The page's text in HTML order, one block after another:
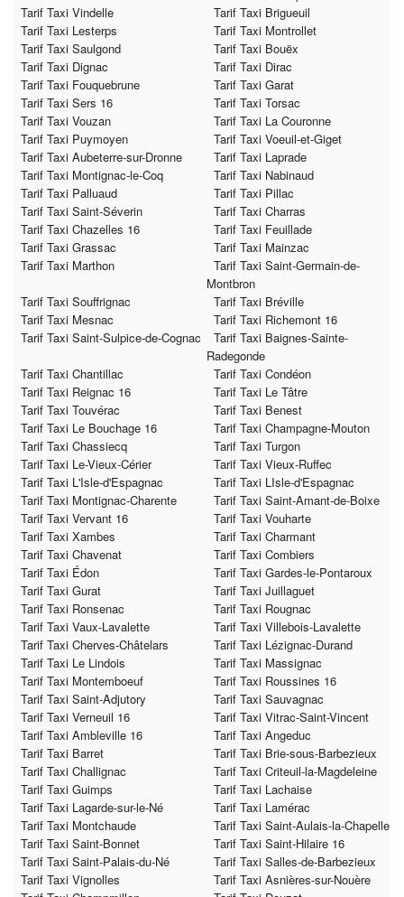
Tarif Taxi Vindelle
Tarif Taxi Brigueuil
Tarif Taxi Lesterps
Tarif Taxi Montrollet
Tarif Taxi Saulgond
Tarif Taxi Bouëx
Tarif Taxi Dignac
Tarif Taxi Dirac
Tarif Taxi Fouquebrune
Tarif Taxi Garat
Tarif Taxi Sers 16
Tarif Taxi Torsac
Tarif Taxi Vouzan
Tarif Taxi La Couronne
Tarif Taxi Puymoyen
Tarif Taxi Voeuil-et-Giget
Tarif Taxi Aubeterre-sur-Dronne
Tarif Taxi Laprade
Tarif Taxi Montignac-le-Coq
Tarif Taxi Nabinaud
Tarif Taxi Palluaud
Tarif Taxi Pillac
Tarif Taxi Saint-Séverin
Tarif Taxi Charras
Tarif Taxi Chazelles 16
Tarif Taxi Feuillade
Tarif Taxi Grassac
Tarif Taxi Mainzac
Tarif Taxi Marthon
Tarif Taxi Saint-Germain-de-
Montbron
Tarif Taxi Souffrignac
Tarif Taxi Bréville
Tarif Taxi Mesnac
Tarif Taxi Richemont 16
Tarif Taxi Saint-Sulpice-de-Cognac
Tarif Taxi Baignes-Sainte-
Radegonde
Tarif Taxi Chantillac
Tarif Taxi Condéon
Tarif Taxi Reignac 16
Tarif Taxi Le Tâtre
Tarif Taxi Touvérac
Tarif Taxi Benest
Tarif Taxi Le Bouchage 16
Tarif Taxi Champagne-Mouton
Tarif Taxi Chassiecq
Tarif Taxi Turgon
Tarif Taxi Le-Vieux-Cérier
Tarif Taxi Vieux-Ruffec
Tarif Taxi L'Isle-d'Espagnac
Tarif Taxi LIsle-d'Espagnac
Tarif Taxi Montignac-Charente
Tarif Taxi Saint-Amant-de-Boixe
Tarif Taxi Vervant 16
Tarif Taxi Vouharte
Tarif Taxi Xambes
Tarif Taxi Charmant
Tarif Taxi Chavenat
Tarif Taxi Combiers
Tarif Taxi Édon
Tarif Taxi Gardes-le-Pontaroux
Tarif Taxi Gurat
Tarif Taxi Juillaguet
Tarif Taxi Ronsenac
Tarif Taxi Rougnac
Tarif Taxi Vaux-Lavalette
Tarif Taxi Villebois-Lavalette
Tarif Taxi Cherves-Châtelars
Tarif Taxi Lézignac-Durand
Tarif Taxi Le Lindois
Tarif Taxi Massignac
Tarif Taxi Montemboeuf
Tarif Taxi Roussines 16
Tarif Taxi Saint-Adjutory
Tarif Taxi Sauvagnac
Tarif Taxi Verneuil 16
Tarif Taxi Vitrac-Saint-Vincent
Tarif Taxi Ambleville 16
Tarif Taxi Angeduc
Tarif Taxi Barret
Tarif Taxi Brie-sous-Barbezieux
Tarif Taxi Challignac
Tarif Taxi Criteuil-la-Magdeleine
Tarif Taxi Guimps
Tarif Taxi Lachaise
Tarif Taxi Lagarde-sur-le-Né
Tarif Taxi Lamérac
Tarif Taxi Montchaude
Tarif Taxi Saint-Aulais-la-Chapelle
Tarif Taxi Saint-Bonnet
Tarif Taxi Saint-Hilaire 16
Tarif Taxi Saint-Palais-du-Né
Tarif Taxi Salles-de-Barbezieux
Tarif Taxi Vignolles
Tarif Taxi Asnières-sur-Nouère